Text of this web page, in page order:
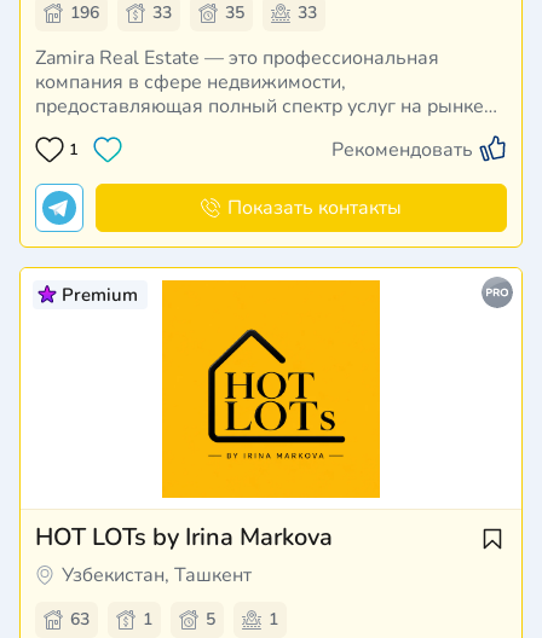
196 33 35 33
Zamira Real Estate — это профессиональная
компания в сфере недвижимости,
предоставляющая полный спектр услуг на рынке
Ташкента и за его пределами. Мы сопровождаем
клиентов на всех этапах — от первого обращения
до полного завершения сделки, обеспечивая
безопасность, прозрачность и максимал…
1 Рекомендовать
Показать контакты
Premium
HOT LOTs by Irina Markova
Узбекистан, Ташкент
63 1 5 1